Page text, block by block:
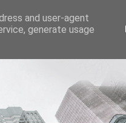
and user-agent
generate usage